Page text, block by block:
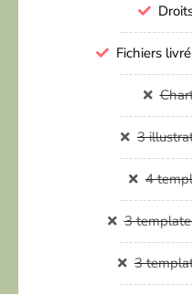
Fichiers
3
4
3
3